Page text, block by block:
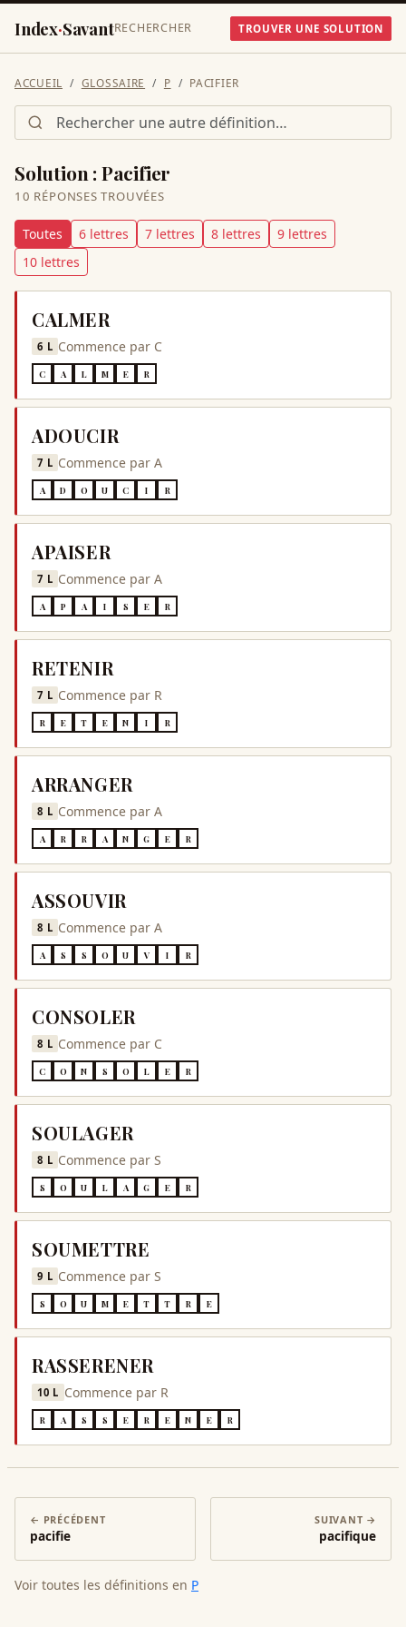
Index·SavantRECHERCHER TROUVER UNE SOLUTION
ACCUEIL GLOSSAIRE P PACIFIER
Solution : Pacifier
10 RÉPONSES TROUVÉES
Toutes 6 lettres 7 lettres 8 lettres 9 lettres
10 lettres
CALMER
6 L Commence par C
C A L M E R
ADOUCIR
7 L Commence parA
A D O U C I R
APAISER
7 L Commence parA
A P A I S E R
RETENIR
7 L Commence par R
R E T E N I R
ARRANGER
8 L Commence parA
A R R A N G E R
ASSOUVIR
8 L Commence parA
A S S O U V I R
CONSOLER
8 L Commence par C
C O N S O L E R
SOULAGER
8 L Commence parS
S O U L A G E R
SOUMETTRE
9 L Commence parS
S O U M E T T R E
RASSERENER
10 L Commence par R
R A S S E R E N E R
← PRÉCÉDENT
pacifie
SUIVANT →
pacifique
Voir toutes les définitions en P